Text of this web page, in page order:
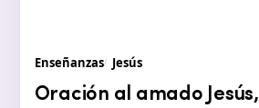
Enseñanzas Jesús
Oración al amado Jesús,